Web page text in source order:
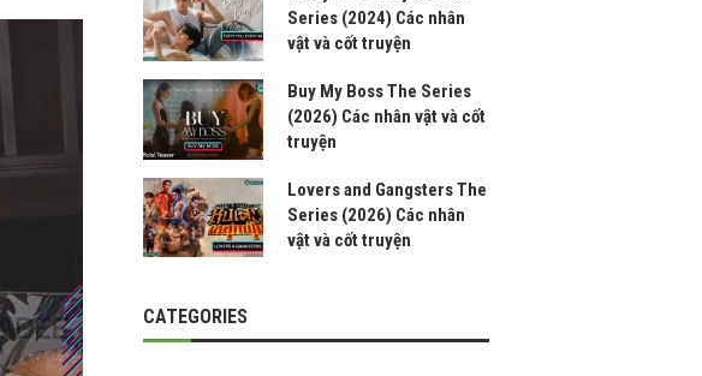
Series (2024) Các nhân
vật và cốt truyện
Buy My Boss The Series
(2026) Các nhân vật và cốt
truyện
Lovers and Gangsters The
Series (2026) Các nhân
vật và cốt truyện
CATEGORIES